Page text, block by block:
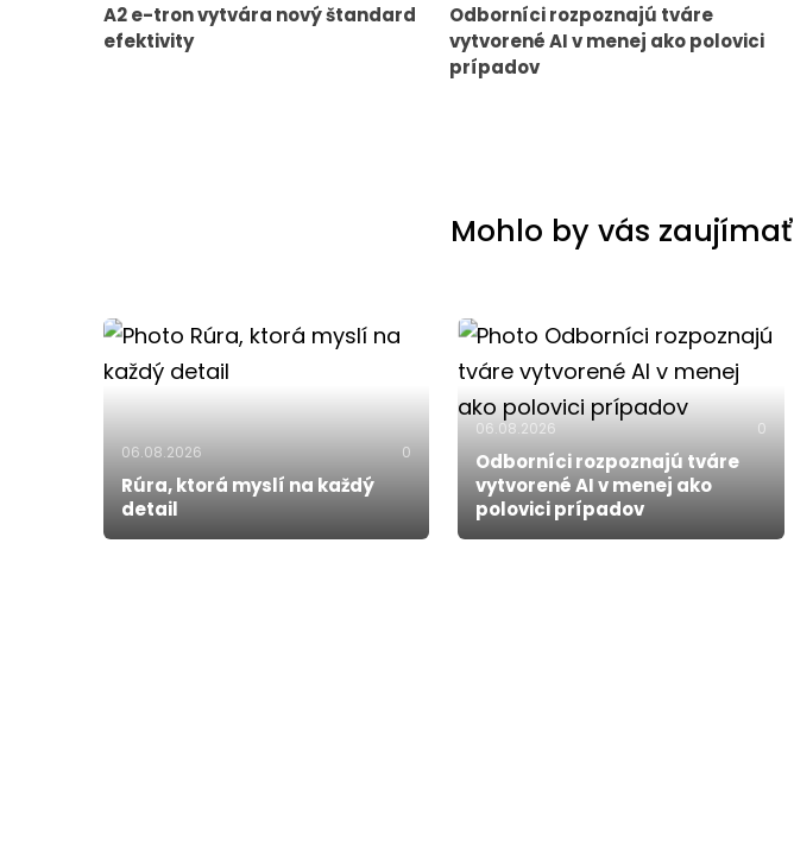
A2 e-tron vytvára nový štandard
efektivity
Odborníci rozpoznajú tváre
vytvorené AI v menej ako polovici
prípadov
Mohlo by vás zaujímať
06.08.2026 0
Rúra, ktorá myslí na každý
detail
06.08.2026 0
Odborníci rozpoznajú tváre
vytvorené AI v menej ako
polovici prípadov